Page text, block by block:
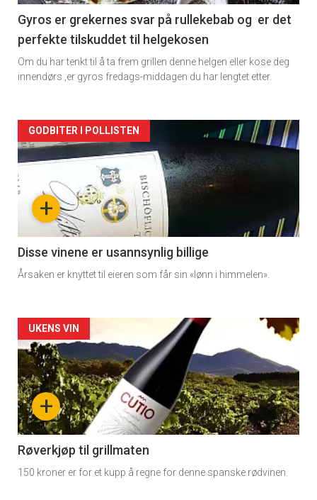
2
Gyros er grekernes svar på rullekebab og er det
perfekte tilskuddet til helgekosen
Om du har tenkt til å ta frem grillen denne helgen eller kose deg
innendørs ,er gyros fredags-middagen du har lengtet etter.
Forsiden
akkurat
nå
3
+
GODBITER I POLLISTEN
Disse vinene er usannsynlig billige
Årsaken er knyttet til eieren som får sin «lønn i himmelen».
Forsiden
akkurat
nå
-
4
+
UKENS VIN
Røverkjøp til grillmaten
150 kroner er for et kupp å regne for denne spanske rødvinen.